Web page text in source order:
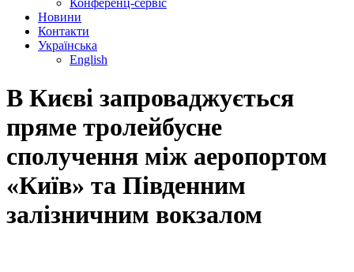
Новини
Контакти
Українська
English
В Києві запроваджується
пряме тролейбусне
сполучення між аеропортом
«Київ» та Південним
залізничним вокзалом